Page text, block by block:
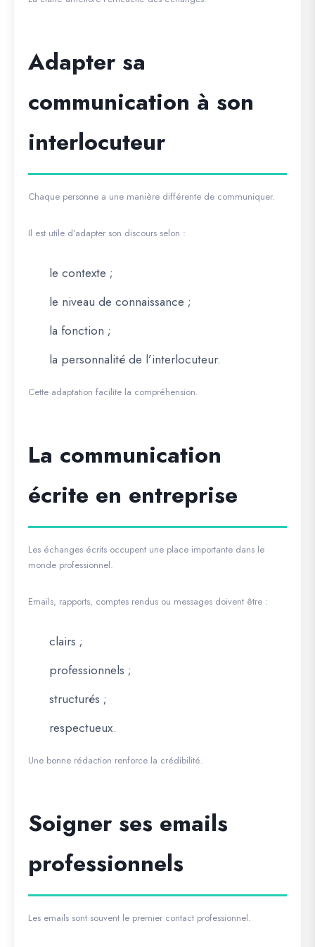
Adapter sa
communication à son
interlocuteur
Chaque personne a une manière différente de communiquer.
Il est utile d’adapter son discours selon :
le contexte ;
le niveau de connaissance ;
la fonction ;
la personnalité de l’interlocuteur.
Cette adaptation facilite la compréhension.
La communication
écrite en entreprise
Les échanges écrits occupent une place importante dans le
monde professionnel.
Emails, rapports, comptes rendus ou messages doivent être :
clairs ;
professionnels ;
structurés ;
respectueux.
Une bonne rédaction renforce la crédibilité.
Soigner ses emails
professionnels
Les emails sont souvent le premier contact professionnel.